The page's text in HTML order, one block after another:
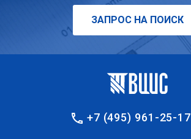
ЗАПРОС НА ПОИСК
+7 (495) 961-25-17